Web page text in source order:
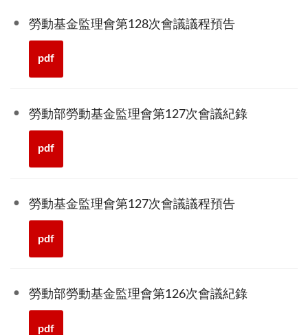
勞動基金監理會第128次會議議程預告
pdf
勞動部勞動基金監理會第127次會議紀錄
pdf
勞動基金監理會第127次會議議程預告
pdf
勞動部勞動基金監理會第126次會議紀錄
pdf